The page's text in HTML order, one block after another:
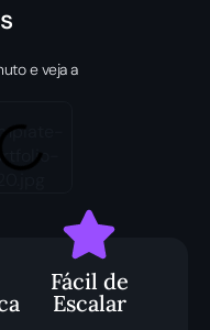
e veja a
Fácil de
Escalar